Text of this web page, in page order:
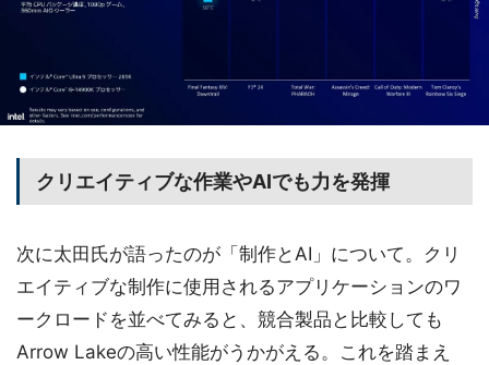
クリエイティブな作業やAIでも力を発揮
次に太田氏が語ったのが「制作とAI」について。クリ
エイティブな制作に使用されるアプリケーションのワ
ークロードを並べてみると、競合製品と比較しても
Arrow Lakeの高い性能がうかがえる。これを踏まえ